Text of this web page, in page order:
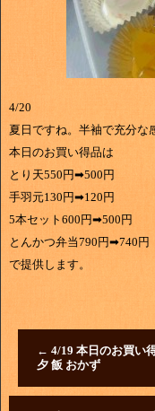
4/20
夏日ですね。半袖で充分な
本日のお買い得品は
とり天550円➡500円
手羽元130円➡120円
5本セット600円➡500円
とんかつ弁当790円➡740円
で提供します。
← 4/19 本日のお買い
夕 飯 おかず